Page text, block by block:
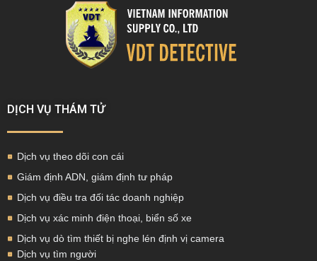
DỊCH VỤ THÁM TỬ
Dịch vụ theo dõi con cái
Giám định ADN, giám định tư pháp
Dịch vụ điều tra đối tác doanh nghiệp
Dịch vụ xác minh điện thoại, biển số xe
Dịch vụ dò tìm thiết bị nghe lén định vị camera
Dịch vụ tìm người